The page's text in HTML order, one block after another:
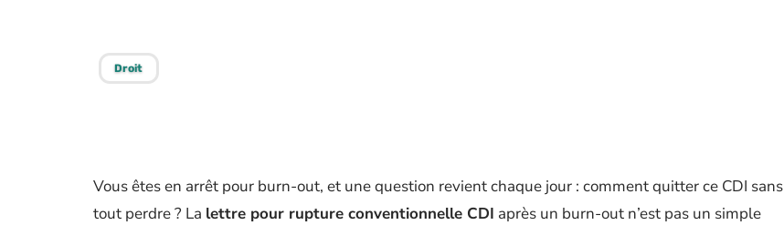
Droit
Vous êtes en arrêt pour burn-out, et une question revient chaque jour : comment quitter ce CDI sans
tout perdre ? La lettre pour rupture conventionnelle CDI après un burn-out n’est pas un simple